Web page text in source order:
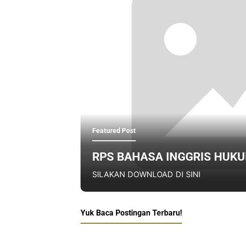
Featured Post
RPS BAHASA INGGRIS
SILAKAN DOWNLOAD DI SINI
Yuk Baca Postingan Terbaru!